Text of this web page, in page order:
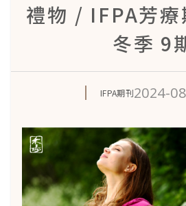
禮物 / IFPA芳
冬季 9
IFPA期刊2024-